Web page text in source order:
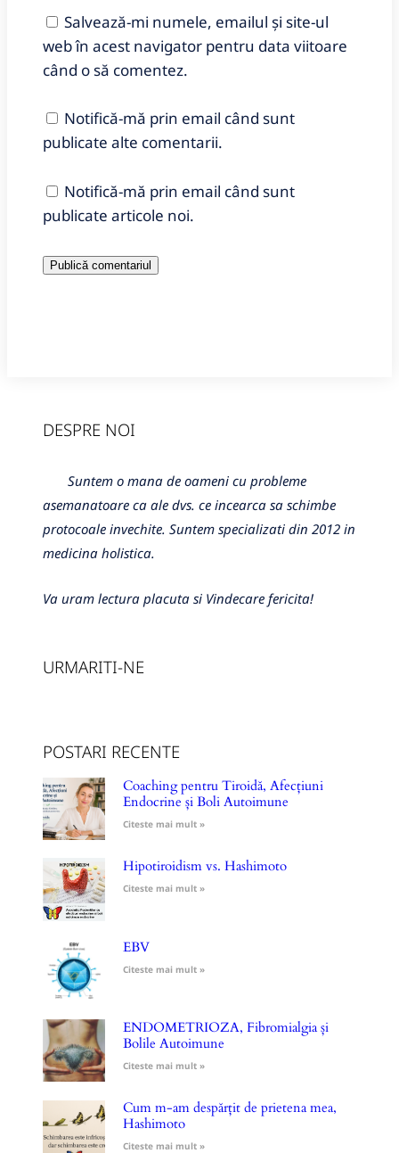
Salvează-mi numele, emailul și site-ul
web în acest navigator pentru data viitoare
când o să comentez.
Notifică-mă prin email când sunt
publicate alte comentarii.
Notifică-mă prin email când sunt
publicate articole noi.
DESPRE NOI
Suntem o mana de oameni cu probleme
asemanatoare ca ale dvs. ce incearca sa schimbe
protocoale invechite. Suntem specializati din 2012 in
medicina holistica.
Va uram lectura placuta si Vindecare fericita!
URMARITI-NE
POSTARI RECENTE
Coaching pentru Tiroidă, Afecțiuni
Endocrine și Boli Autoimune
Citeste mai mult »
Hipotiroidism vs. Hashimoto
Citeste mai mult »
EBV
Citeste mai mult »
ENDOMETRIOZA, Fibromialgia și
Bolile Autoimune
Citeste mai mult »
Cum m-am despărțit de prietena mea,
Hashimoto
Citeste mai mult »